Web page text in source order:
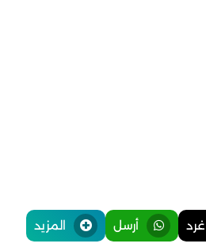
غرد أرسل المزيد